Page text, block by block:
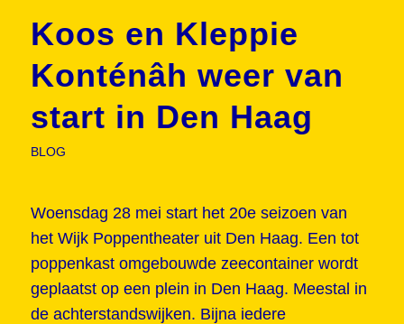
Koos en Kleppie
Konténâh weer van
start in Den Haag
BLOG
Woensdag 28 mei start het 20e seizoen van
het Wijk Poppentheater uit Den Haag. Een tot
poppenkast omgebouwde zeecontainer wordt
geplaatst op een plein in Den Haag. Meestal in
de achterstandswijken. Bijna iedere